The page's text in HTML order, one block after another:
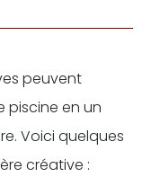
peuvent
piscine en un
Voici quelques
créative :